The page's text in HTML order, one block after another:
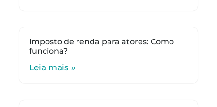
Imposto de renda para atores: Como
funciona?
Leia mais »